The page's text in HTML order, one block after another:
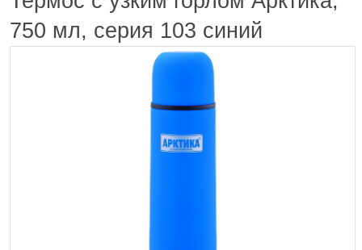
750 мл, серия 103 синий